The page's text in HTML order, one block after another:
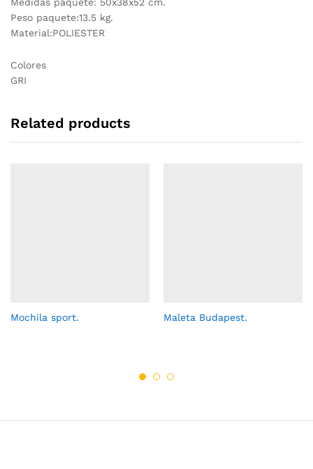
Peso paquete:13.5 kg.
Material:POLIESTER
Colores
GRI
Related products
Mochila sport. Maleta Budapest.